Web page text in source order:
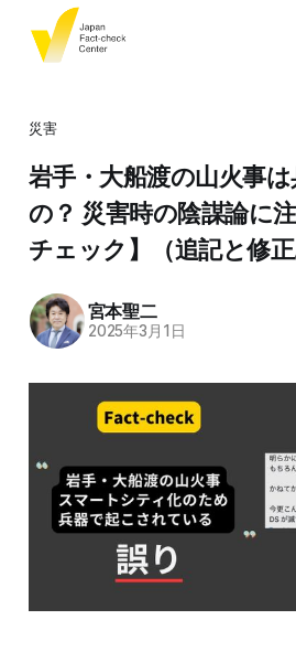
災害
岩手・大船渡の山火事
の？ 災害時の陰謀論に
チェック】（追記と修正
宮本聖二
2025年3月1日